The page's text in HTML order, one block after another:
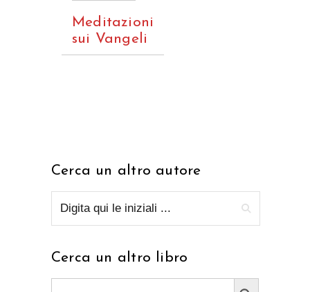
Meditazioni
sui Vangeli
Cerca un altro autore
Cerca un altro libro
Search Button